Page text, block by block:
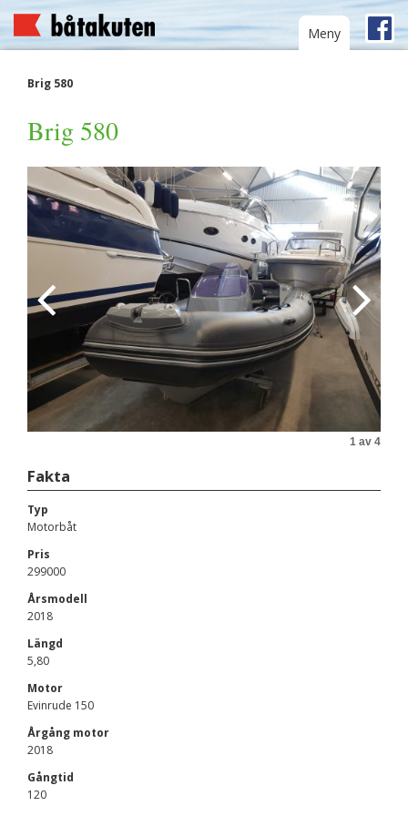
Toggle
navigation
Meny
Brig 580
Brig 580
1 av 4
Fakta
Typ
Motorbåt
Pris
299000
Årsmodell
2018
Längd
5,80
Motor
Evinrude 150
Årgång motor
2018
Gångtid
120